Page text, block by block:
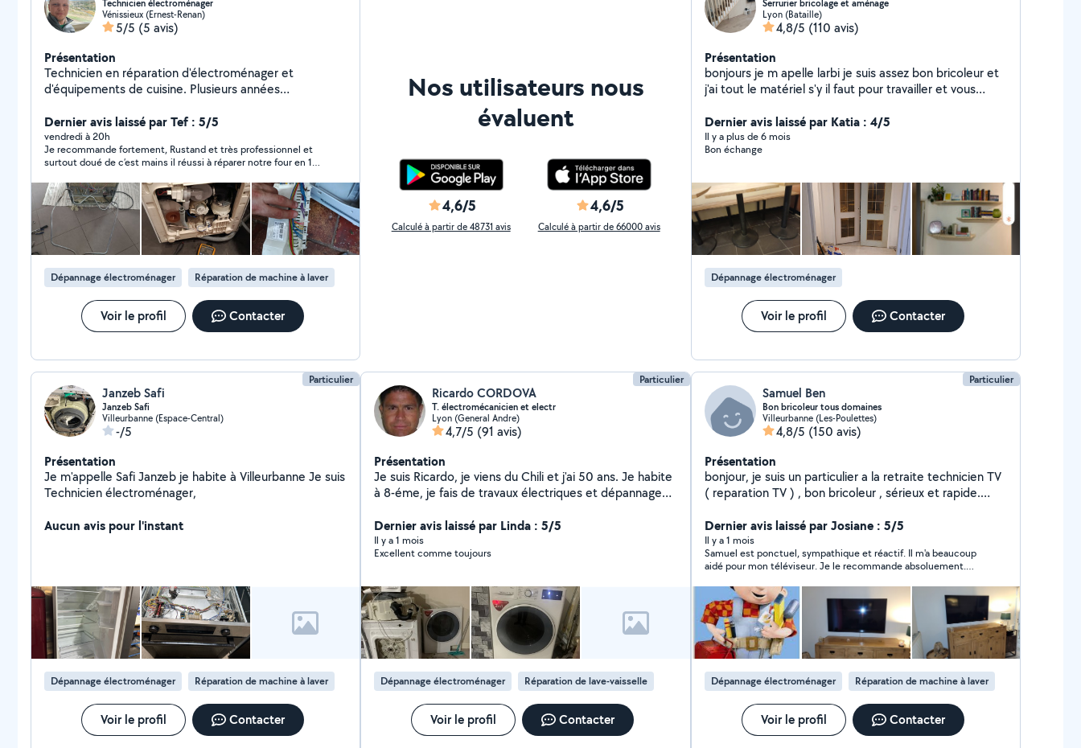
Technicien électroménager
Vénissieux (Ernest-Renan)
5/5 (5 avis)
Présentation
Technicien en réparation d'électroménager et
d'équipements de cuisine. Plusieurs années
Réparation : lave-vaisselle, lave-linge, four, plaques de
cuisson, friteuse, aspirateur et autres appareils.
Intervention rapide, travail sérieux et soigné. N'hésitez
pas à me contacter pour plus d'informations
Dernier avis laissé par Tef : 5/5
vendredi à 20h
Je recommande fortement, Rustand et très professionnel et
surtout doué de c’est mains il réussi à réparer notre four en 1
Dépannage électroménager Réparation de machine à laver
Voir le profil Contacter
Nos utilisateurs nous
évaluent
4,6/5
Calculé à partir de 48731 avis
4,6/5
Calculé à partir de 66000 avis
Serrurier bricolage et aménage
Lyon (Bataille)
4,8/5 (110 avis)
Présentation
bonjours je m apelle larbi je suis assez bon bricoleur et
j'ai tout le matériel s'y il faut pour travailler et vous
, rénovation., aménagement d intérieur .montage de
meuble cuisine décoration et aussi réparation et
fabrication d ouvrages métalliques. De préférence
marchands de tapis. Devis gratuit
Dernier avis laissé par Katia : 4/5
Il y a plus de 6 mois
Bon échange
Dépannage électroménager
Voir le profil Contacter
Particulier
Janzeb Safi
Janzeb Safi
Villeurbanne (Espace-Central)
-/5
Présentation
Je m'appelle Safi Janzeb je habite à Villeurbanne Je suis
Technicien électroménager,
Aucun avis pour l'instant
Dépannage électroménager Réparation de machine à laver
Voir le profil Contacter
Particulier
Ricardo CORDOVA
T. électromécanicien et electr
Lyon (General Andre)
4,7/5 (91 avis)
Présentation
Je suis Ricardo, je viens du Chili et j'ai 50 ans. Je habite
à 8-éme, je fais de travaux électriques et dépannage
vaisselle Ma profession est technicien en électricité
industrielle (installations électriques, etc)
Dernier avis laissé par Linda : 5/5
Il y a 1 mois
Excellent comme toujours
Dépannage électroménager Réparation de lave-vaisselle
Voir le profil Contacter
Particulier
Samuel Ben
Bon bricoleur tous domaines
Villeurbanne (Les-Poulettes)
4,8/5 (150 avis)
Présentation
bonjour, je suis un particulier a la retraite technicien TV
( reparation TV ) , bon bricoleur , sérieux et rapide.
Electroménager , et tous travaux d intérieur et
extérieur pose étagère , montage meuble , électricité ,
réglage appareil travaux sur mesure . Devis gratuit ( TV
par tel )
Dernier avis laissé par Josiane : 5/5
Il y a 1 mois
Samuel est ponctuel, sympathique et réactif. Il m'a beaucoup
aidé pour mon téléviseur. Je le recommande absoluement.
Dépannage électroménager Réparation de machine à laver
Voir le profil Contacter